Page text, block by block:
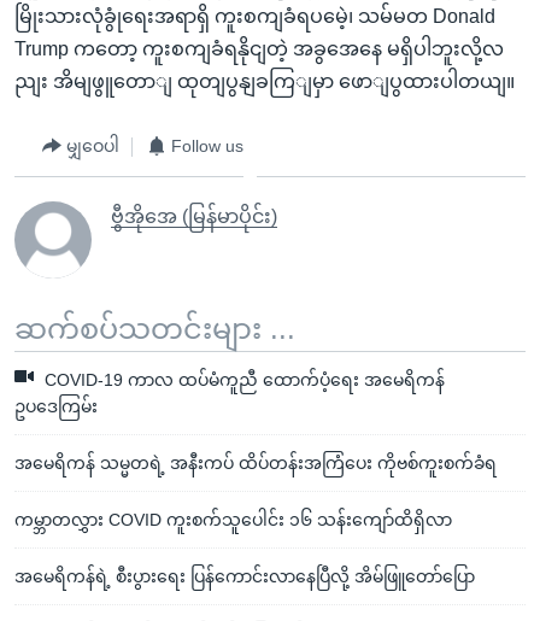
မြိုးသားလုံခွုံရေးအရာရှိ ကူးစကျခံရပမေဲ့၊ သမ်မတ Donald
Trump ကတော့ ကူးစကျခံရနိုငျတဲ့ အခွအေနေ မရှိပါဘူးလို့လ
ညျး အိမျဖွူတောျ ထုတျပွနျခကြျမှာ ဖောျပွထားပါတယျ။
မျှဝေပါ Follow us
ဗွီအိုအေ (မြန်မာပိုင်း)
ဆက်စပ်သတင်းများ ...
COVID-19 ကာလ ထပ်မံကူညီ ထောက်ပံ့ရေး အမေရိကန်
ဥပဒေကြမ်း
အမေရိကန် သမ္မတရဲ့ အနီးကပ် ထိပ်တန်းအကြံပေး ကိုဗစ်ကူးစက်ခံရ
ကမ္ဘာတလွှား COVID ကူးစက်သူပေါင်း ၁၆ သန်းကျော်ထိရှိလာ
အမေရိကန်ရဲ့ စီးပွားရေး ပြန်ကောင်းလာနေပြီလို့ အိမ်ဖြူတော်ပြော